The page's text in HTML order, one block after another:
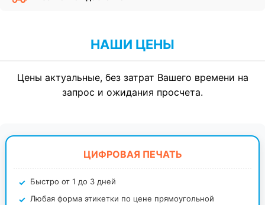
НАШИ ЦЕНЫ
Цены актуальные, без затрат Вашего времени на
запрос и ожидания просчета.
ЦИФРОВАЯ ПЕЧАТЬ
Быстро от 1 до 3 дней
Любая форма этикетки по цене прямоугольной